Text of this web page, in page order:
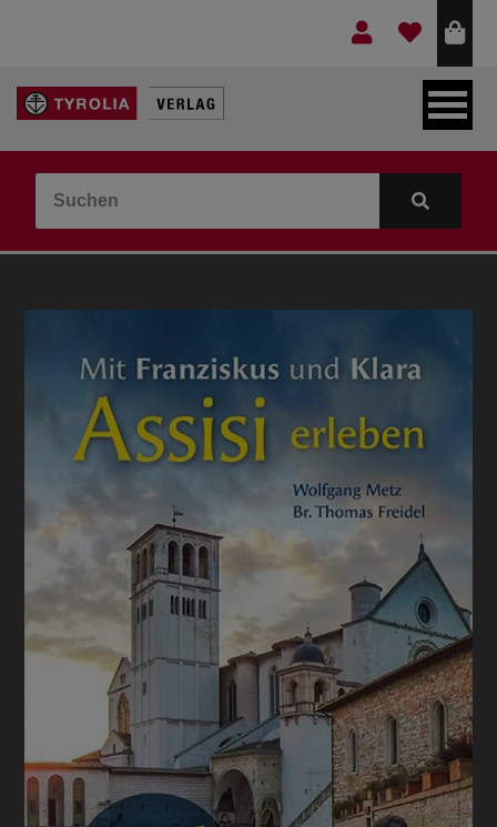
LEBEN & GLAUBE
KINDER- & JUGENDBUCH
VERLAG
IDEEN & BEGLEITMATERIAL